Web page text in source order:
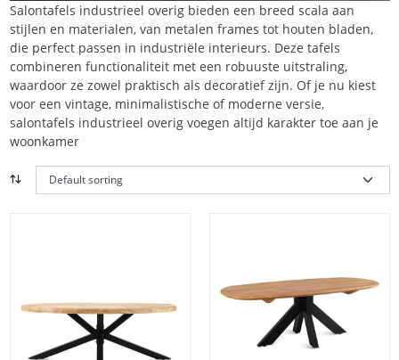
Salontafels industrieel overig bieden een breed scala aan
stijlen en materialen, van metalen frames tot houten bladen,
die perfect passen in industriële interieurs. Deze tafels
combineren functionaliteit met een robuuste uitstraling,
waardoor ze zowel praktisch als decoratief zijn. Of je nu kiest
voor een vintage, minimalistische of moderne versie,
salontafels industrieel overig voegen altijd karakter toe aan je
woonkamer